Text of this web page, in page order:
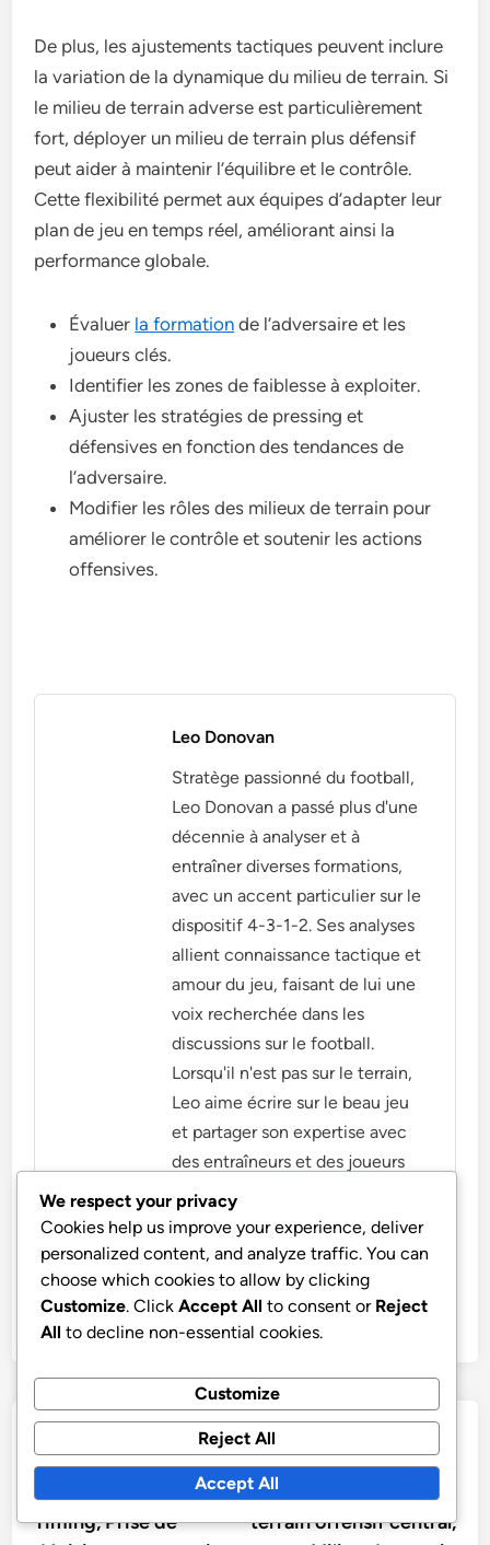
De plus, les ajustements tactiques peuvent inclure
la variation de la dynamique du milieu de terrain. Si
le milieu de terrain adverse est particulièrement
fort, déployer un milieu de terrain plus défensif
peut aider à maintenir l’équilibre et le contrôle.
Cette flexibilité permet aux équipes d’adapter leur
plan de jeu en temps réel, améliorant ainsi la
performance globale.
Évaluer la formation de l’adversaire et les
joueurs clés.
Identifier les zones de faiblesse à exploiter.
Ajuster les stratégies de pressing et
défensives en fonction des tendances de
l’adversaire.
Modifier les rôles des milieux de terrain pour
améliorer le contrôle et soutenir les actions
offensives.
Leo Donovan
Stratège passionné du football,
Leo Donovan a passé plus d'une
décennie à analyser et à
entraîner diverses formations,
avec un accent particulier sur le
dispositif 4-3-1-2. Ses analyses
allient connaissance tactique et
amour du jeu, faisant de lui une
voix recherchée dans les
discussions sur le football.
Lorsqu'il n'est pas sur le terrain,
Leo aime écrire sur le beau jeu
et partager son expertise avec
des entraîneurs et des joueurs
en herbe.
More by Leo Donovan
navigation
Previous
article:
Principes tactiques 4-
3-1-2 : Espacement,
Timing, Prise de
4-3-1-2 Rôles de
formation : Milieu de
terrain offensif central,
We respect your privacy
Cookies help us improve your experience, deliver
personalized content, and analyze traffic. You can
choose which cookies to allow by clicking
Customize. Click Accept All to consent or Reject
All to decline non-essential cookies.
Customize
Reject All
Accept All